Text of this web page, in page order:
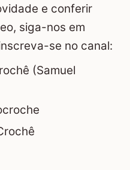
e conferir
siga-nos em
se no canal:
(Samuel